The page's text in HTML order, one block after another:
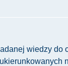
wiedzy